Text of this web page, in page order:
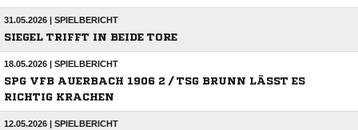
31.05.2026 | SPIELBERICHT
SIEGEL TRIFFT IN BEIDE TORE
18.05.2026 | SPIELBERICHT
SPG VFB AUERBACH 1906 2 / TSG BRUNN LÄSST ES
RICHTIG KRACHEN
12.05.2026 | SPIELBERICHT